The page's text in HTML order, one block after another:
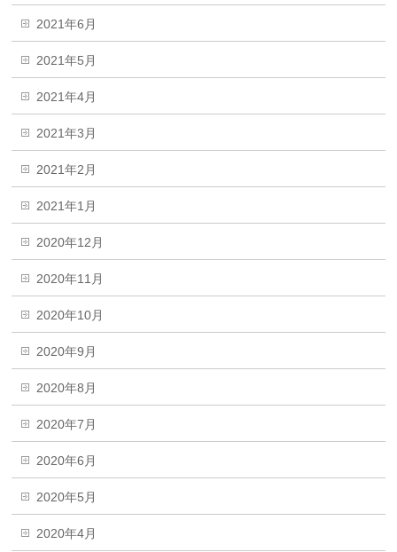
2021年6月
2021年5月
2021年4月
2021年3月
2021年2月
2021年1月
2020年12月
2020年11月
2020年10月
2020年9月
2020年8月
2020年7月
2020年6月
2020年5月
2020年4月